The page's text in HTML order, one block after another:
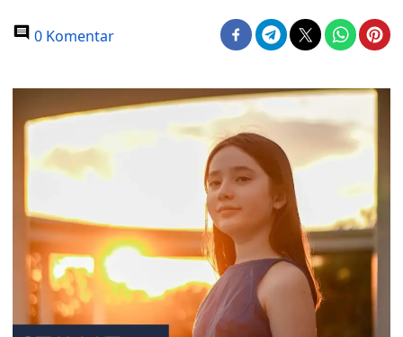
0 Komentar